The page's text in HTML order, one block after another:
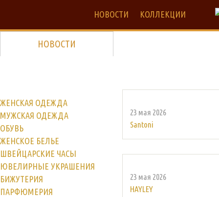
НОВОСТИ КОЛЛЕКЦИИ
НОВОСТИ
ЖЕНСКАЯ ОДЕЖДА
МУЖСКАЯ ОДЕЖДА
ОБУВЬ
ЖЕНСКОЕ БЕЛЬЕ
ШВЕЙЦАРСКИЕ ЧАСЫ
ЮВЕЛИРНЫЕ УКРАШЕНИЯ
БИЖУТЕРИЯ
ПАРФЮМЕРИЯ
23 мая 2026
Santoni
23 мая 2026
HAYLEY